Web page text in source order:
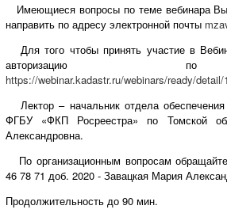
Имеющиеся вопросы по теме вебинара
направить по адресу электронной почты
Для того чтобы принять участие в
авторизацию
https://webinar.kadastr.ru/webinars/ready/detail/
Лектор – начальник отдела
ФГБУ «ФКП Росреестра» по Томской
Александровна.
По организационным вопросам
46 78 71 доб. 2020 - Завацкая Мария
Продолжительность до 90 мин.